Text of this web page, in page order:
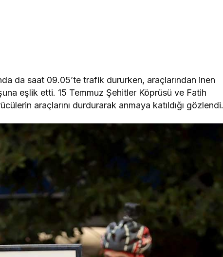
da saat 09.05’te trafik dururken, araçlarından inen
eşlik etti. 15 Temmuz Şehitler Köprüsü ve Fatih
araçlarını durdurarak anmaya katıldığı gözlendi.